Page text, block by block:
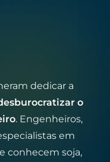
dedicar a
o
. Engenheiros,
em
conhecem soja,